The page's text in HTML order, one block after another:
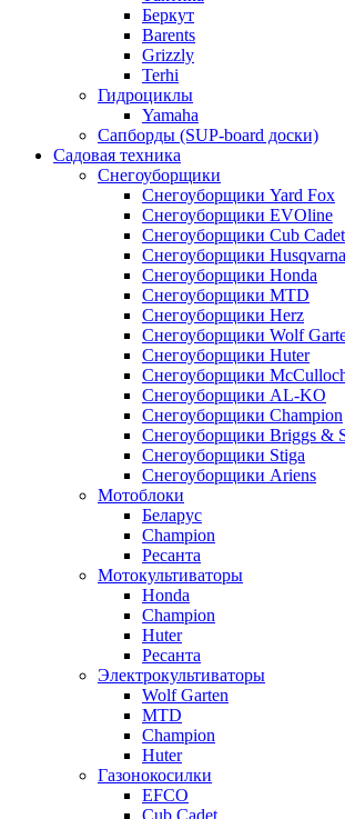
Беркут
Barents
Grizzly
Terhi
Гидроциклы
Yamaha
Сапборды (SUP-board доски)
Садовая техника
Снегоуборщики
Снегоуборщики Yard Fox
Снегоуборщики EVOline
Снегоуборщики Cub Cadet
Снегоуборщики Husqvarna
Снегоуборщики Honda
Снегоуборщики MTD
Снегоуборщики Herz
Снегоуборщики Wolf
Снегоуборщики Huter
Снегоуборщики
Снегоуборщики AL-KO
Снегоуборщики Champion
Снегоуборщики Briggs &
Снегоуборщики Stiga
Снегоуборщики Ariens
Мотоблоки
Беларус
Champion
Ресанта
Мотокультиваторы
Honda
Champion
Huter
Ресанта
Электрокультиваторы
Wolf Garten
MTD
Champion
Huter
Газонокосилки
EFCO
Cub Cadet